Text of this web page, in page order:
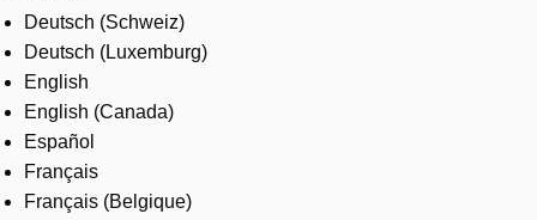
Where to buy
Contact us
Careers
Deutsch (Schweiz)
Deutsch (Luxemburg)
English
English (Canada)
Español
Français
Français (Belgique)